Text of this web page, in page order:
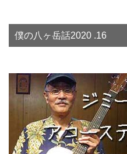
僕の八ヶ岳話2020 .16